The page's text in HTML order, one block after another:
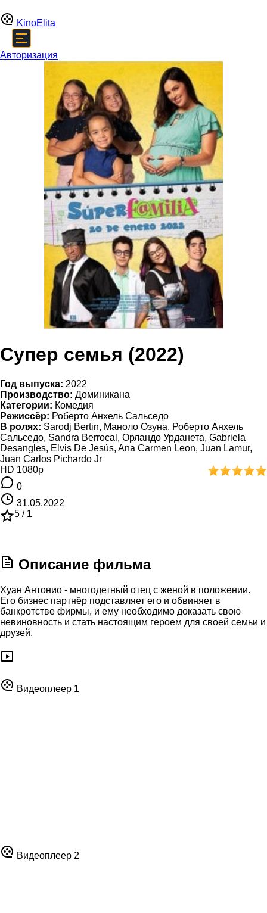
KinoElita
Авторизация
Супер семья (2022)
Год выпуска: 2022
Производство: Доминикана
Категории: Комедия
Режиссёр: Роберто Анхель Сальседо
В ролях: Sarodj Bertin, Маноло Озуна, Роберто Анхель
Сальседо, Sandra Berrocal, Орландо Урданета, Gabriela
Desangles, Elvis De Jesús, Ana Carmen Leon, Juan Lamur,
Juan Carlos Pichardo Jr
HD 1080p
0
31.05.2022
5 / 1
Описание фильма
Хуан Антонио - многодетный отец с женой в положении.
Его бизнес партнёр подставляет его и обвиняет в
банкротстве фирмы, и ему необходимо доказать свою
невиновность и стать настоящим героем для своей семьи и
друзей.
Видеоплеер 1
Видеоплеер 2